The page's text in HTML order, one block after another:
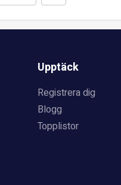
Upptäck
Registrera dig
Blogg
Topplistor